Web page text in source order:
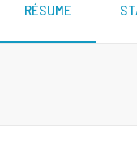
RÉSUME